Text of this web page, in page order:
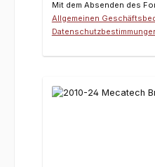
Mit dem Absenden des
Allgemeinen